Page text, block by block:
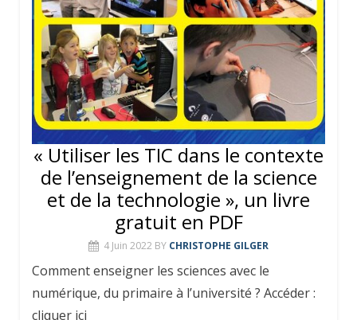
« Utiliser les TIC dans le contexte
de l’enseignement de la science
et de la technologie », un livre
gratuit en PDF
4 Juin 2022 BY CHRISTOPHE GILGER
Comment enseigner les sciences avec le
numérique, du primaire à l’université ? Accéder :
cliquer ici